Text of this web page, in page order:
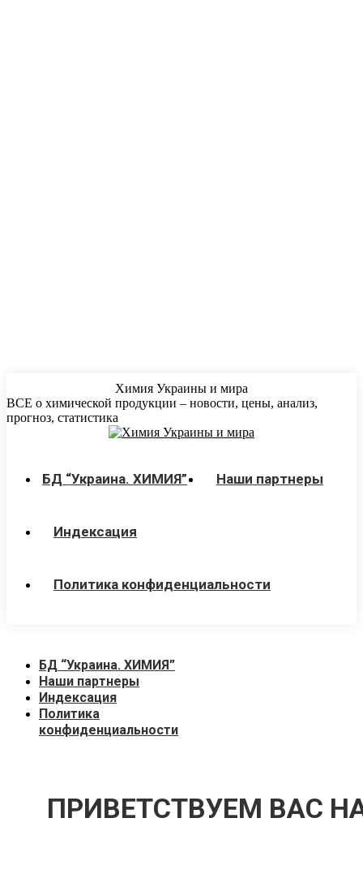
содержанию
Химия Украины и мира
ВСЕ о химической продукции – новости, цены, анализ,
прогноз, статистика
БД “Украина. ХИМИЯ” Наши партнеры
Индексация
Политика конфиденциальности
БД “Украина. ХИМИЯ”
Наши партнеры
Индексация
Политика
конфиденциальности
ПРИВЕТСТВУЕМ ВАС